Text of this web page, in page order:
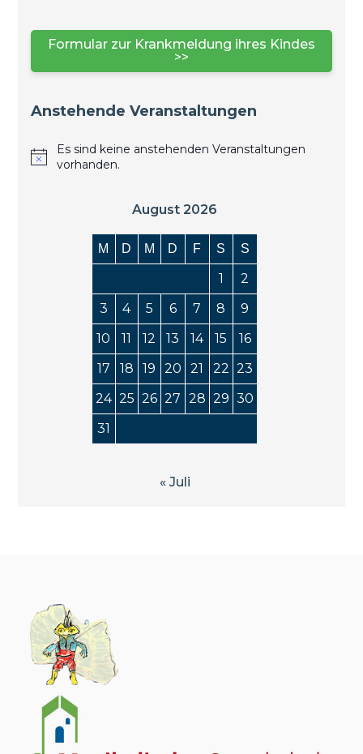
Formular zur Krankmeldung ihres Kindes
>>
Anstehende Veranstaltungen
Es sind keine anstehenden Veranstaltungen
vorhanden.
August 2026
M D M D F S S
1
2
3
4 5 6 7 8
9
10
11 12 13 14 15
16
17
18 19 20 21 22 23
24 25 26 27 28 29 30
31
« Juli